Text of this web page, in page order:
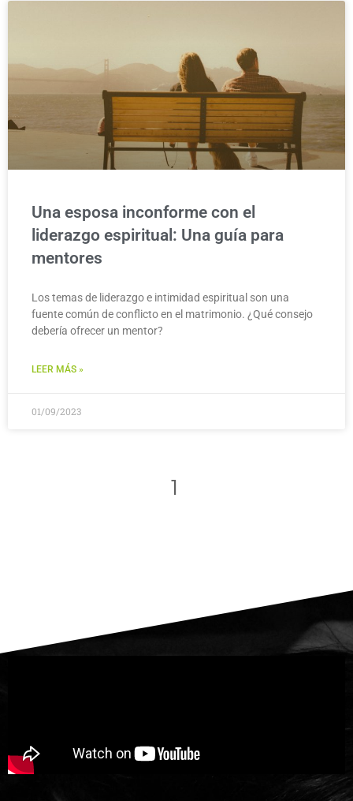
Una esposa inconforme con el
liderazgo espiritual: Una guía para
mentores
Los temas de liderazgo e intimidad espiritual son una
fuente común de conflicto en el matrimonio. ¿Qué consejo
debería ofrecer un mentor?
LEER MÁS »
01/09/2023